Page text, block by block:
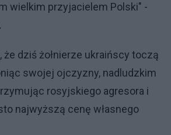
wielkim przyjacielem Polski" -
że dziś żołnierze ukraińscy toczą
swojej ojczyzny, nadludzkim
rosyjskiego agresora i
najwyższą cenę własnego